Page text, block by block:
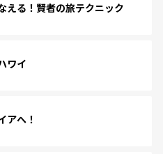
える！賢者の旅テクニック
ワイ
アへ！